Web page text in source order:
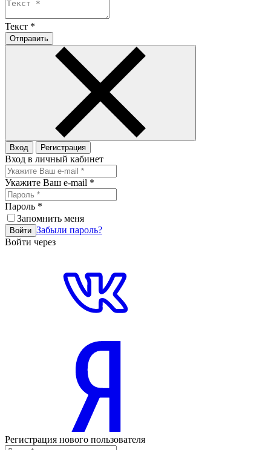
Текст *
Отправить
Вход Регистрация
Вход в личный кабинет
Укажите Ваш e-mail *
Пароль *
Запомнить меня
Войти Забыли пароль?
Войти через
Регистрация нового пользователя